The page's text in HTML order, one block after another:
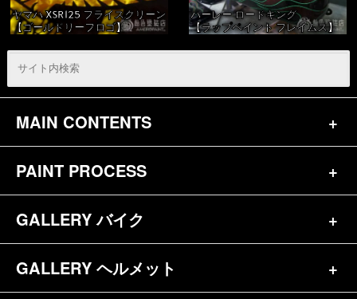
ヤマハ XSR125 フライスクリーン
【ゴールドリーフロゴ】
ハーレー ロードキング
【ラップペイント フレイムス】
MAIN CONTENTS
トップページ
お問合せ
参考価格
PAINT PROCESS
バイク（180）
ヘルメット（84）
GALLERY バイク
バイク一覧（184）
GALLERY ヘルメット